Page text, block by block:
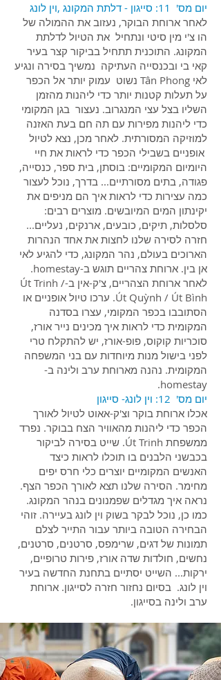
יום מס' 11: סייגון - דלתת המקונג ,וין לונג
לאחר ארוחת הבוקר, נעזוב את ההמולה של
הו צ'י מין סיטי ונתחיל את הטיול לדלתת
המקונג. התוכנית תתחיל בביקור קצר בעיר
קאי בי ובכנסייה העתיקה נמשיך בסירה ונגיע
לאי Tân Phong נשוט עמוק יותר אל הכפר
על תעלות קטנות יותר כדי ליהנות מהזמן
השליו בצל עצי המנגרוב. נעצור בגן המקומי
כדי ליהנות מפירות עם תה חם בעת האזנה
למוזיקה המסורתית. לאחר מכן, נצא לטיול
אופניים בשבילי הכפר כדי לראות את חיי
היומיום המקומיים: בוסתן, בית ספר, כנסייה,
פגודה, בתים מסורתיים... בדרך, נוכל לעצור
כמה עצירות כדי לראות איך הם מניפים את
יקינתון המים המיובשים. מוצרים רבים:
סלסלות, תיקים, כובעים, ארנקים, נעליים...
חזרה לסירה שלנו לחצות את אחד הנהרות
הארוכים בעולם, נהר המקונג, כדי להגיע לאי
אן בין. ארוחת צהריים תוגש ב-homestay.
לאחר ארוחת הצהריים, צ'ק-אין ב-Út Trinh /
Út Quỳnh / Út Bình. ערכו טיול אופניים או
הסתובבו בכפר המקומי, עצרו בסדנה
המקומית כדי לראות איך מכינים נייר אורז,
סוכריות קוקוס, פופ-אורז, יש להתקלח טרי
לפני בישול מנות מיוחדות עם בני המשפחה
המקומית. נהנה מארוחת ערב ולינה ב-
homestay.
יום מס' 12: וין לונג- סייגון
אכלו ארוחת בוקר וצ'ק-אאוט לטיול לאורך
הכפר כדי ליהנות מהאוויר הצח בבוקר. נפרד
ממשפחת Út Trinh. שייט בסירה לביקור
בכבשני הלבנים בו תוכלו לראות כיצד
האנשים המקומיים יוצרים כלי חרס יפים
מחימר. הסירה שלנו תצא לאורך הכפר הצף.
נראה איך מגדלים שפמנונים בנהר המקונג.
כמו כן, נוכל לבקר בשוק וין לונג בעיירה. זוהי
הבחירה הטובה ביותר עבור התייר לצלם
תמונות של דגים, שרימפס, סרטנים, סרטנים,
נחשים, חולדות שדה אורז, פירות טרופיים,
ירקות... השייט יסתיים בתחנת החדשה בעיר
וין לונג. בסיום נחזור חזרה לסייגון. ארוחת
ערב ולינה בסייגון.